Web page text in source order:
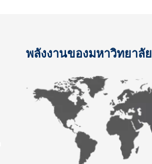
พลังงานของมหาวิทยาลัย